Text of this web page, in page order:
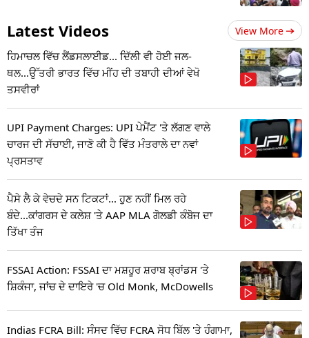
Latest Videos View More
ਹਿਮਾਚਲ ਵਿੱਚ ਲੈਂਡਸਲਾਈਡ... ਦਿੱਲੀ ਵੀ ਹੋਈ ਜਲ-
ਥਲ...ਉੱਤਰੀ ਭਾਰਤ ਵਿੱਚ ਮੀਂਹ ਦੀ ਤਬਾਹੀ ਦੀਆਂ ਵੇਖੋ
ਤਸਵੀਰਾਂ
UPI Payment Charges: UPI ਪੇਮੈਂਟ 'ਤੇ ਲੱਗਣ ਵਾਲੇ
ਚਾਰਜ ਦੀ ਸੱਚਾਈ, ਜਾਣੋ ਕੀ ਹੈ ਵਿੱਤ ਮੰਤਰਾਲੇ ਦਾ ਨਵਾਂ
ਪ੍ਰਸਤਾਵ
ਪੈਸੇ ਲੈ ਕੇ ਵੇਚਦੇ ਸਨ ਟਿਕਟਾਂ... ਹੁਣ ਨਹੀਂ ਮਿਲ ਰਹੇ
ਬੰਦੇ...ਕਾਂਗਰਸ ਦੇ ਕਲੇਸ਼ 'ਤੇ AAP MLA ਗੋਲਡੀ ਕੰਬੋਜ ਦਾ
ਤਿੱਖਾ ਤੰਜ
FSSAI Action: FSSAI ਦਾ ਮਸ਼ਹੂਰ ਸ਼ਰਾਬ ਬ੍ਰਾਂਡਸ 'ਤੇ
ਸ਼ਿਕੰਜਾ, ਜਾਂਚ ਦੇ ਦਾਇਰੇ 'ਚ Old Monk, McDowells
Indias FCRA Bill: ਸੰਸਦ ਵਿੱਚ FCRA ਸੋਧ ਬਿੱਲ 'ਤੇ ਹੰਗਾਮਾ,